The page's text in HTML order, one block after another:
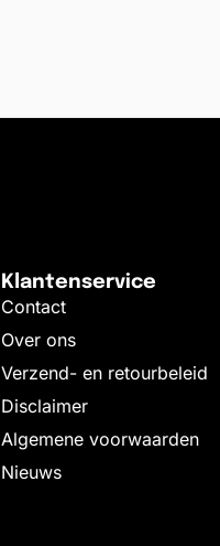
Klantenservice
Contact
Over ons
Verzend- en retourbeleid
Disclaimer
Algemene voorwaarden
Nieuws